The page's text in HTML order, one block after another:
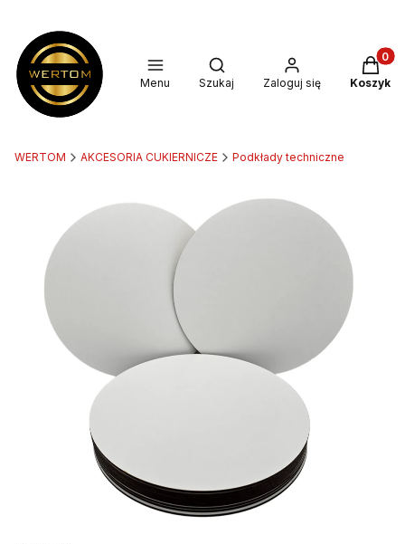
Menu
Otwórz wyszukiwarkę
Szukaj Zaloguj się Koszyk
WERTOM AKCESORIA CUKIERNICZE Podkłady techniczne